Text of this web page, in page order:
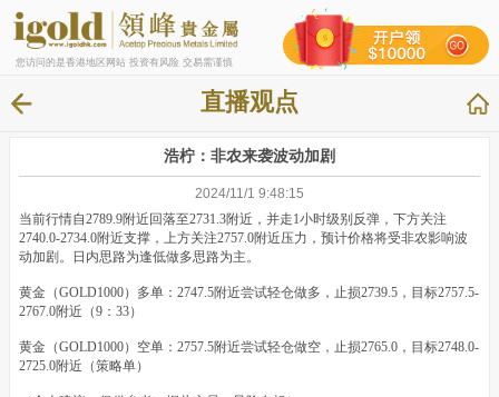
您访问的是香港地区网站 投资有风险 交易需谨慎
直播观点
浩柠：非农来袭波动加剧
2024/11/1 9:48:15
当前行情自2789.9附近回落至2731.3附近，并走1小时级别反弹，下方关注
2740.0-2734.0附近支撑，上方关注2757.0附近压力，预计价格将受非农影响波
动加剧。日内思路为逢低做多思路为主。
黄金（GOLD1000）多单：2747.5附近尝试轻仓做多，止损2739.5，目标2757.5-
2767.0附近（9：33）
黄金（GOLD1000）空单：2757.5附近尝试轻仓做空，止损2765.0，目标2748.0-
2725.0附近（策略单）